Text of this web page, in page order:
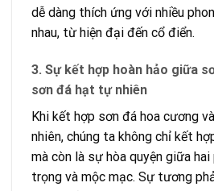
dễ dàng thích ứng với nhiều
nhau, từ hiện đại đến cổ điển.
3. Sự kết hợp hoàn hảo giữa
sơn đá hạt tự nhiên
Khi kết hợp sơn đá hoa cương
nhiên, chúng ta không chỉ kết
mà còn là sự hòa quyện giữa hai
trọng và mộc mạc. Sự tương